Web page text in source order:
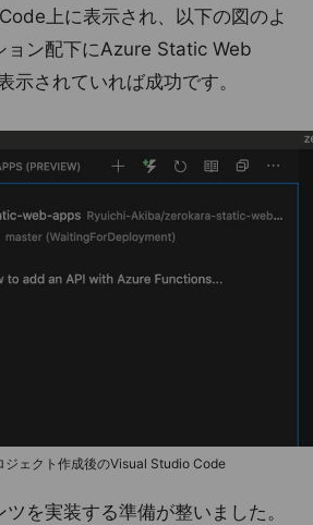
上に表示され、以下の図のよ
ョン配下にAzure Static Web
示されていれば成功です。
ェクト作成後のVisual Studio Code
を実装する準備が整いました。